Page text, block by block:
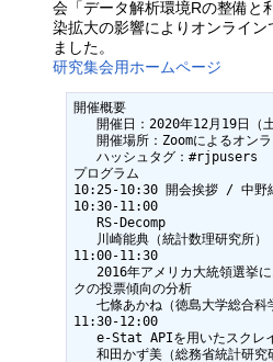
会「データ解析環境Rの整備と
染拡大の影響によりオンライン
ました。
研究集会用ホームページ
開催概要
プログラム
10:25-10:30 開会挨拶 / 中野
10:30-11:00
11:00-11:30
クの投票傾向の分析
11:30-12:00